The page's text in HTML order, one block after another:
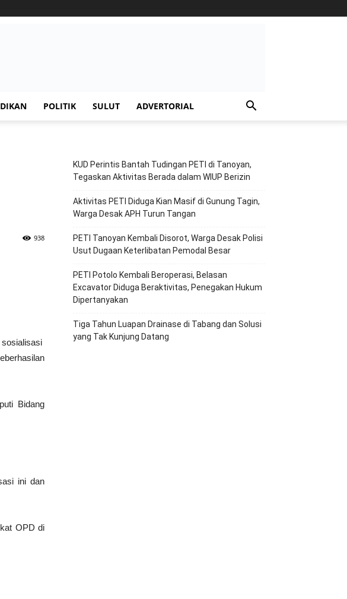
POLITIK SULUT ADVERTORIAL
938
Bidang
ini dan
OPD di
KUD Perintis Bantah Tudingan PETI di Tanoyan,
Tegaskan Aktivitas Berada dalam WIUP Berizin
Aktivitas PETI Diduga Kian Masif di Gunung Tagin,
Warga Desak APH Turun Tangan
PETI Tanoyan Kembali Disorot, Warga Desak Polisi
Usut Dugaan Keterlibatan Pemodal Besar
PETI Potolo Kembali Beroperasi, Belasan
Excavator Diduga Beraktivitas, Penegakan Hukum
Dipertanyakan
Tiga Tahun Luapan Drainase di Tabang dan Solusi
yang Tak Kunjung Datang